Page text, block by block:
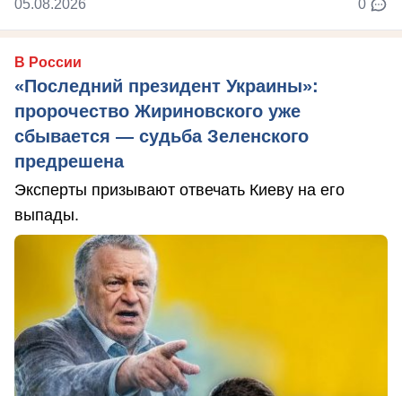
05.08.2026 0
В России
«Последний президент Украины»:
пророчество Жириновского уже
сбывается — судьба Зеленского
предрешена
Эксперты призывают отвечать Киеву на его
выпады.